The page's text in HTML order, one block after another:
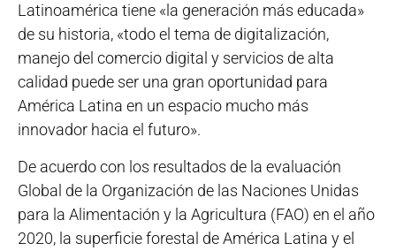
Latinoamérica tiene «la generación más educada»
de su historia, «todo el tema de digitalización,
manejo del comercio digital y servicios de alta
calidad puede ser una gran oportunidad para
América Latina en un espacio mucho más
innovador hacia el futuro».
De acuerdo con los resultados de la evaluación
Global de la Organización de las Naciones Unidas
para la Alimentación y la Agricultura (FAO) en el año
2020, la superficie forestal de América Latina y el